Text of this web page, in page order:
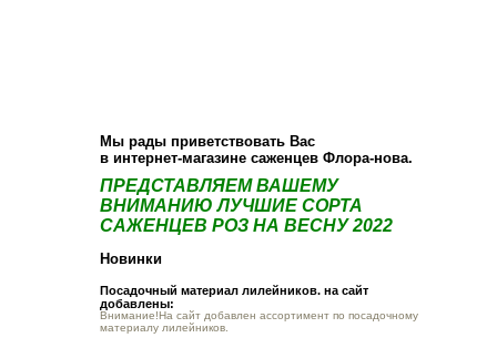
Мы рады приветствовать Вас
в интернет-магазине саженцев Флора-нова.
ПРЕДСТАВЛЯЕМ ВАШЕМУ
ВНИМАНИЮ ЛУЧШИЕ СОРТА
САЖЕНЦЕВ РОЗ НА ВЕСНУ 2022
Новинки
Посадочный материал лилейников. на сайт
добавлены:
Внимание!На сайт добавлен ассортимент по посадочному
материалу лилейников.